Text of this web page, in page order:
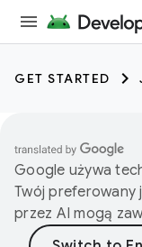
GET STARTED
Google używa
Twój preferowany
przez AI mogą